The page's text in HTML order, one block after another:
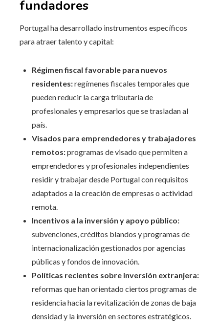
fundadores
Portugal ha desarrollado instrumentos específicos
para atraer talento y capital:
Régimen fiscal favorable para nuevos
residentes:regímenes fiscales temporales que
pueden reducir la carga tributaria de
profesionales y empresarios que se trasladan al
país.
Visados para emprendedores y trabajadores
remotos:programas de visado que permiten a
emprendedores y profesionales independientes
residir y trabajar desde Portugal con requisitos
adaptados a la creación de empresas o actividad
remota.
Incentivos a la inversión y apoyo público:
subvenciones, créditos blandos y programas de
internacionalización gestionados por agencias
públicas y fondos de innovación.
Políticas recientes sobre inversión extranjera:
reformas que han orientado ciertos programas de
residencia hacia la revitalización de zonas de baja
densidad y la inversión en sectores estratégicos.